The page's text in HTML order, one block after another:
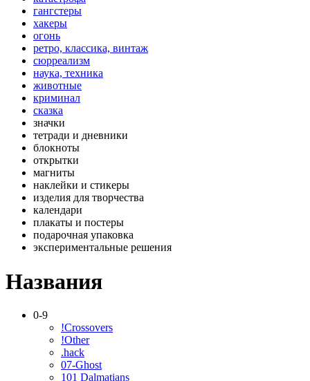
гангстеры
хакеры
огонь
ретро, классика, винтаж
сюрреализм
наука, техника
животные
криминал
сказка
значки
тетради и дневники
блокноты
открытки
магниты
наклейки и стикеры
изделия для творчества
календари
плакаты и постеры
подарочная упаковка
экспериментальные решения
Названия
0-9
!Crossovers
!Other
.hack
07-Ghost
101 Dalmatians